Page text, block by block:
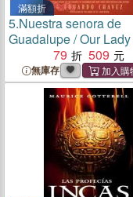
滿額折
5.Nuestra senora de
Guadalupe / Our
Guadalupe ─ Madre
Civilizacion Del Amor
79 509
無庫存